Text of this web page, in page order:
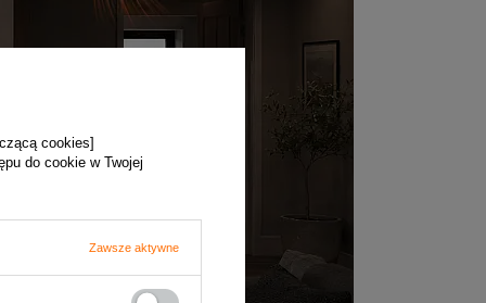
cookies]
do cookie w Twojej
Zawsze aktywne